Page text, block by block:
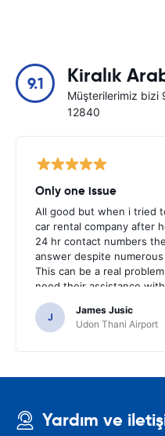
9.1 Kiralık
Müşterilerimiz bizi
12840
Only one issue
All good but when i tried
car rental company after
24 hr contact numbers
answer despite
This can be a real
need their assistance
services or car.
J
James Jusic
Udon Thani Airport
Yardım ve